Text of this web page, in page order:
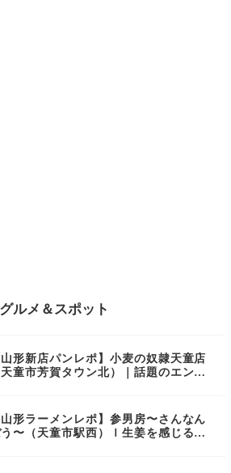
ルメ＆スポット
山形新店パンレポ】小麦の奴隷天童店
天童市芳賀タウン北）｜話題のエンタ
山形ラーメンレポ】参男房〜さんなん
〜（天童市駅西）ｌ生姜を感じるコ